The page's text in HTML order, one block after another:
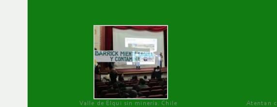
Valle de Elqui sin minería. Chile Atentan